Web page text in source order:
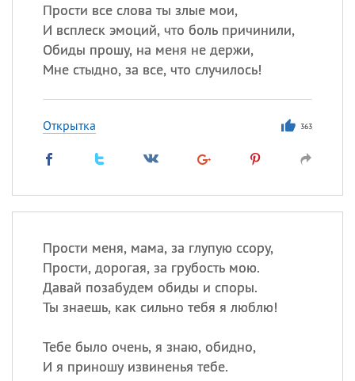
Прости все слова ты злые мои,
И всплеск эмоций, что боль причинили,
Обиды прошу, на меня не держи,
Мне стыдно, за все, что случилось!
Открытка 363
Прости меня, мама, за глупую ссору,
Прости, дорогая, за грубость мою.
Давай позабудем обиды и споры.
Ты знаешь, как сильно тебя я люблю!
Тебе было очень, я знаю, обидно,
И я приношу извиненья тебе.